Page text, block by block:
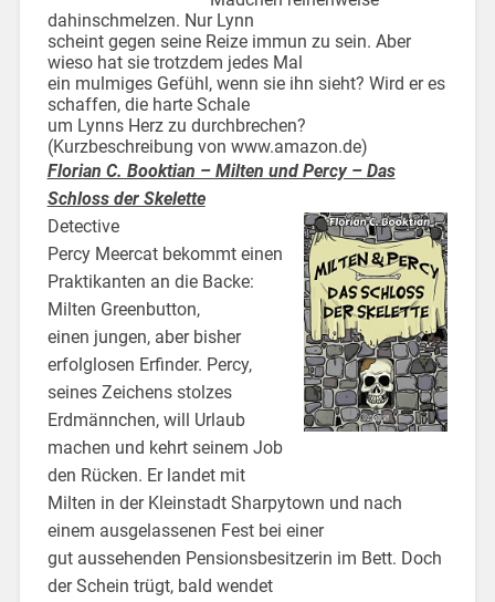
dahinschmelzen. Nur Lynn
scheint gegen seine Reize immun zu sein. Aber
wieso hat sie trotzdem jedes Mal
ein mulmiges Gefühl, wenn sie ihn sieht? Wird er es
schaffen, die harte Schale
um Lynns Herz zu durchbrechen?
(Kurzbeschreibung von www.amazon.de)
Florian C. Booktian – Milten und Percy – Das
Schloss der Skelette
Detective
Percy Meercat bekommt einen
Praktikanten an die Backe:
Milten Greenbutton,
einen jungen, aber bisher
erfolglosen Erfinder. Percy,
seines Zeichens stolzes
Erdmännchen, will Urlaub
machen und kehrt seinem Job
den Rücken. Er landet mit
Milten in der Kleinstadt Sharpytown und nach
einem ausgelassenen Fest bei einer
gut aussehenden Pensionsbesitzerin im Bett. Doch
der Schein trügt, bald wendet